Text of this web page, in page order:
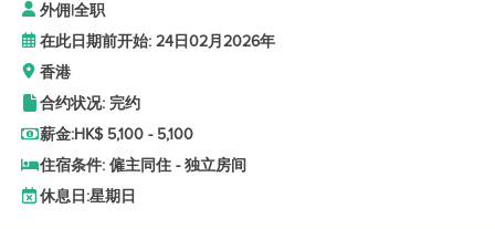
外佣|全职
在此日期前开始: 24日02月2026年
香港
合约状况: 完约
薪金:HK$ 5,100 - 5,100
住宿条件: 僱主同住 - 独立房间
休息日:星期日